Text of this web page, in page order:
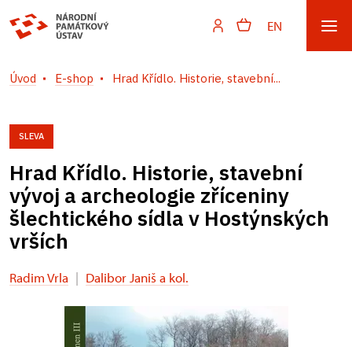
EN
Úvod E-shop Hrad Křídlo. Historie, stavební...
SLEVA
Hrad Křídlo. Historie, stavební
vývoj a archeologie zříceniny
šlechtického sídla v Hostýnských
vrších
Radim Vrla | Dalibor Janiš a kol.